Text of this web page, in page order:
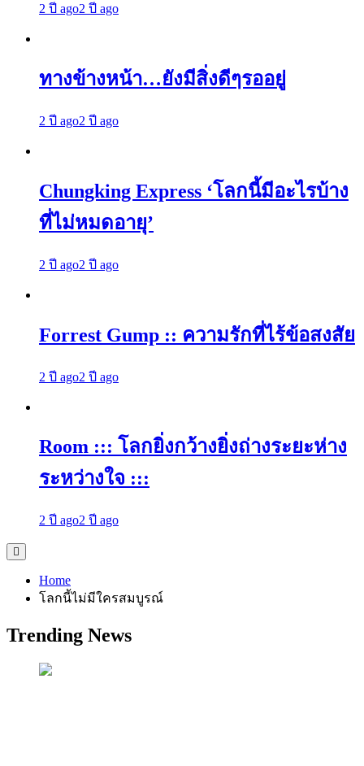
2 ปี ago2 ปี ago
ทางข้างหน้า…ยังมีสิ่งดีๆรออยู่
2 ปี ago2 ปี ago
Chungking Express ‘โลกนี้มีอะไรบ้าง
ที่ไม่หมดอายุ’
2 ปี ago2 ปี ago
Forrest Gump :: ความรักที่ไร้ข้อสงสัย
2 ปี ago2 ปี ago
Room ::: โลกยิ่งกว้างยิ่งถ่างระยะห่าง
ระหว่างใจ :::
2 ปี ago2 ปี ago
Home
โลกนี้ไม่มีใครสมบูรณ์
Trending News